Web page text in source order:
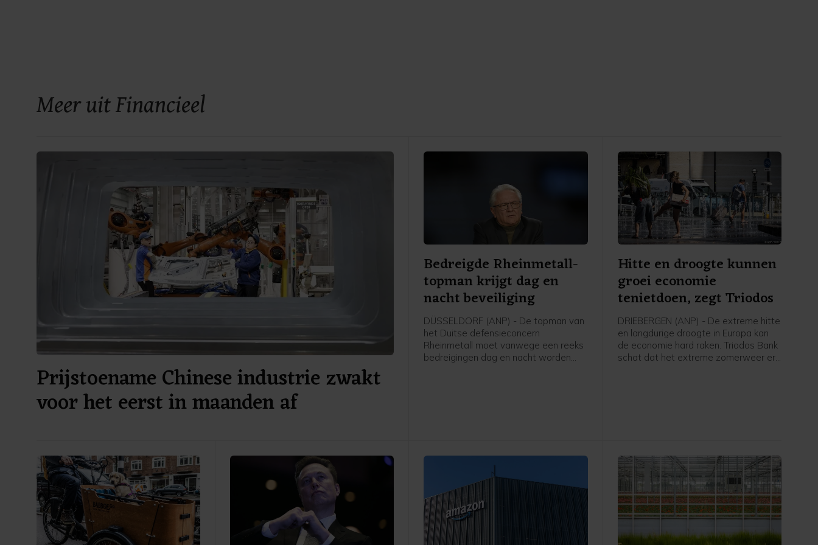
Meer uit Financieel
Prijstoename Chinese industrie zwakt
voor het eerst in maanden af
Bedreigde Rheinmetall-
topman krijgt dag en
nacht beveiliging
DÜSSELDORF (ANP) - De topman van
het Duitse defensieconcern
Rheinmetall moet vanwege een reeks
bedreigingen dag en nacht worden
functie."
Hitte en droogte kunnen
groei economie
tenietdoen, zegt Triodos
DRIEBERGEN (ANP) - De extreme hitte
en langdurige droogte in Europa kan
de economie hard raken. Triodos Bank
schat dat het extreme zomerweer er